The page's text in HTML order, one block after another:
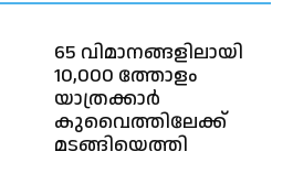
65 വിമാനങ്ങളിലായി
10,000 ത്തോളം
യാത്രക്കാർ
കുവൈത്തിലേക്ക്
മടങ്ങിയെത്തി